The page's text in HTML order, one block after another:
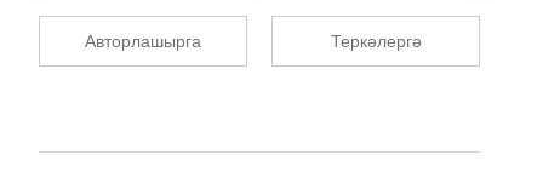
Авторлашырга Теркәлергә